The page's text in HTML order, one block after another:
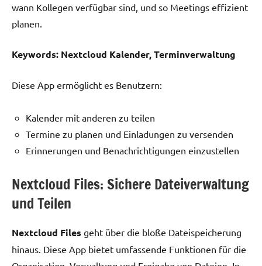
wann Kollegen verfügbar sind, und so Meetings effizient
planen.
Keywords: Nextcloud Kalender, Terminverwaltung
Diese App ermöglicht es Benutzern:
Kalender mit anderen zu teilen
Termine zu planen und Einladungen zu versenden
Erinnerungen und Benachrichtigungen einzustellen
Nextcloud Files: Sichere Dateiverwaltung
und Teilen
Nextcloud Files geht über die bloße Dateispeicherung
hinaus. Diese App bietet umfassende Funktionen für die